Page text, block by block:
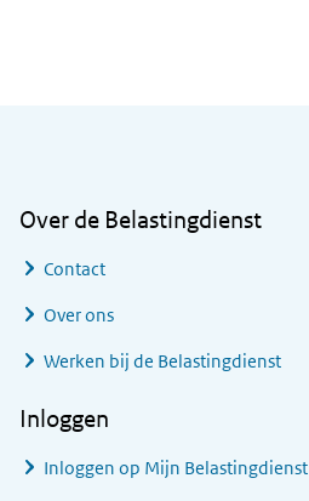
Over de Belastingdienst
Contact
Over ons
Werken bij de Belastingdienst
Inloggen
Inloggen op Mijn Belastingdienst